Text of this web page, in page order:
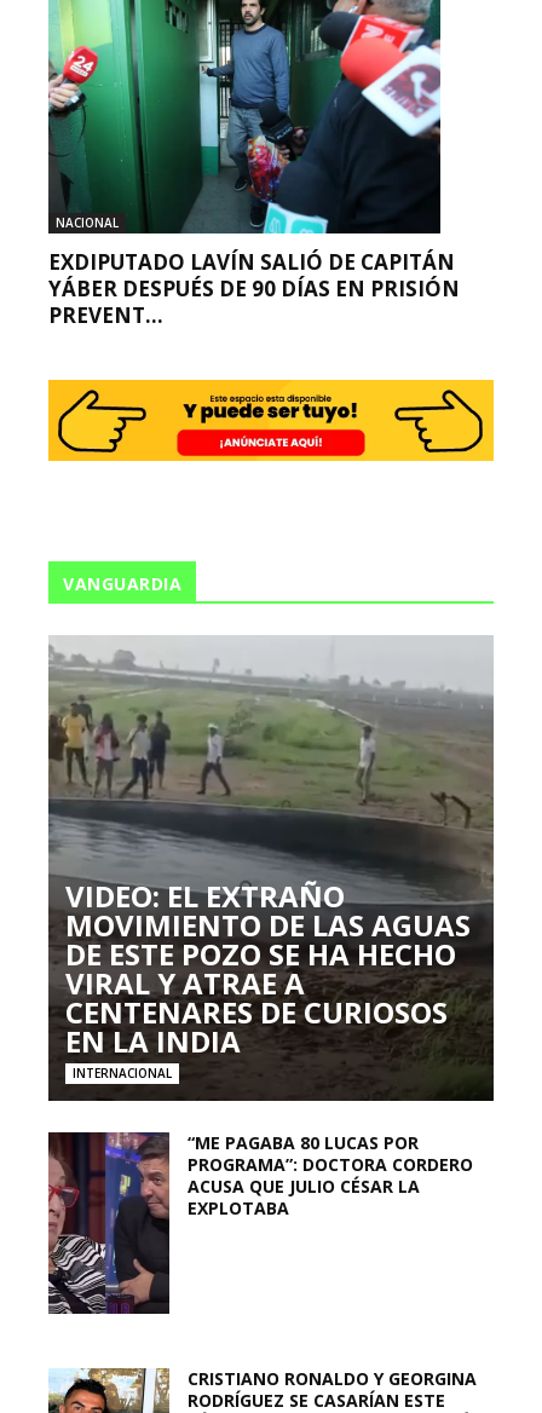
NACIONAL
EXDIPUTADO LAVÍN SALIÓ DE CAPITÁN
YÁBER DESPUÉS DE 90 DÍAS EN PRISIÓN
PREVENT...
VANGUARDIA
VIDEO: EL EXTRAÑO
MOVIMIENTO DE LAS AGUAS
DE ESTE POZO SE HA HECHO
VIRAL Y ATRAE A
CENTENARES DE CURIOSOS
EN LA INDIA
INTERNACIONAL
“ME PAGABA 80 LUCAS POR
PROGRAMA”: DOCTORA CORDERO
ACUSA QUE JULIO CÉSAR LA
EXPLOTABA
CRISTIANO RONALDO Y GEORGINA
RODRÍGUEZ SE CASARÍAN ESTE